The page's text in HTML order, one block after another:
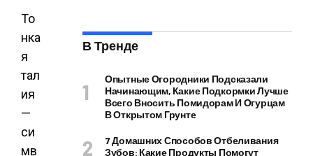
То
нка
я
тал
ия
—
си
мв
В Тренде
Опытные Огородники Подсказали
Начинающим, Какие Подкормки Лучше
Всего Вносить Помидорам И Огурцам
В Открытом Грунте
7 Домашних Способов Отбеливания
Зубов: Какие Продукты Помогут